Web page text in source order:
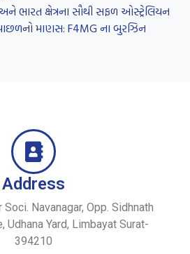
ભારત ક્ષેત્રના સૌથી સફળ ઓસ્ટ્રેલિયન
માણસ: F4MG ના બુરઝિન
Address
Navanagar, Opp. Sidhnath
Udhana Yard, Limbayat Surat-
394210